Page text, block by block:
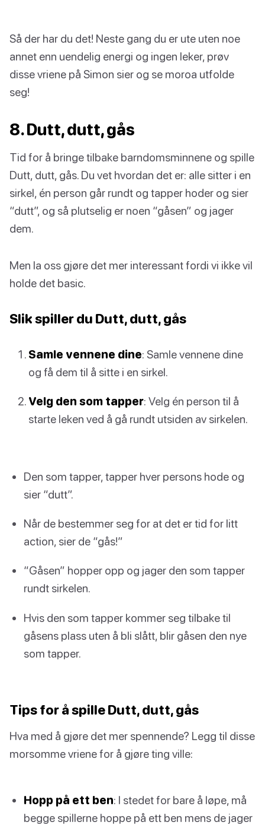
Så der har du det! Neste gang du er ute uten noe
annet enn uendelig energi og ingen leker, prøv
disse vriene på Simon sier og se moroa utfolde
seg!
8. Dutt, dutt, gås
Tid for å bringe tilbake barndomsminnene og spille
Dutt, dutt, gås. Du vet hvordan det er: alle sitter i en
sirkel, én person går rundt og tapper hoder og sier
“dutt”, og så plutselig er noen “gåsen” og jager
dem.
Men la oss gjøre det mer interessant fordi vi ikke vil
holde det basic.
Slik spiller du Dutt, dutt, gås
Samle vennene dine: Samle vennene dine
og få dem til å sitte i en sirkel.
Velg den som tapper: Velg én person til å
starte leken ved å gå rundt utsiden av sirkelen.
Den som tapper, tapper hver persons hode og
sier “dutt”.
Når de bestemmer seg for at det er tid for litt
action, sier de “gås!”
“Gåsen” hopper opp og jager den som tapper
rundt sirkelen.
Hvis den som tapper kommer seg tilbake til
gåsens plass uten å bli slått, blir gåsen den nye
som tapper.
Tips for å spille Dutt, dutt, gås
Hva med å gjøre det mer spennende? Legg til disse
morsomme vriene for å gjøre ting ville:
Hopp på ett ben: I stedet for bare å løpe, må
begge spillerne hoppe på ett ben mens de jager